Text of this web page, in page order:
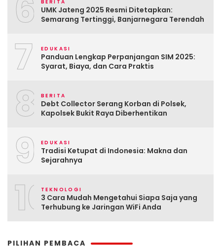
6 BERITA
UMK Jateng 2025 Resmi Ditetapkan:
Semarang Tertinggi, Banjarnegara Terendah
7 EDUKASI
Panduan Lengkap Perpanjangan SIM 2025:
Syarat, Biaya, dan Cara Praktis
8 BERITA
Debt Collector Serang Korban di Polsek,
Kapolsek Bukit Raya Diberhentikan
9 EDUKASI
Tradisi Ketupat di Indonesia: Makna dan
Sejarahnya
10TEKNOLOGI
3 Cara Mudah Mengetahui Siapa Saja yang
Terhubung ke Jaringan WiFi Anda
PILIHAN PEMBACA